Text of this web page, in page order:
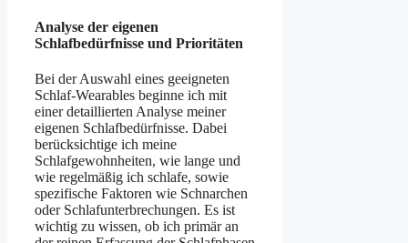
Analyse der eigenen
Schlafbedürfnisse und Prioritäten
Bei der Auswahl eines geeigneten
Schlaf-Wearables beginne ich mit
einer detaillierten Analyse meiner
eigenen Schlafbedürfnisse. Dabei
berücksichtige ich meine
Schlafgewohnheiten, wie lange und
wie regelmäßig ich schlafe, sowie
spezifische Faktoren wie Schnarchen
oder Schlafunterbrechungen. Es ist
wichtig zu wissen, ob ich primär an